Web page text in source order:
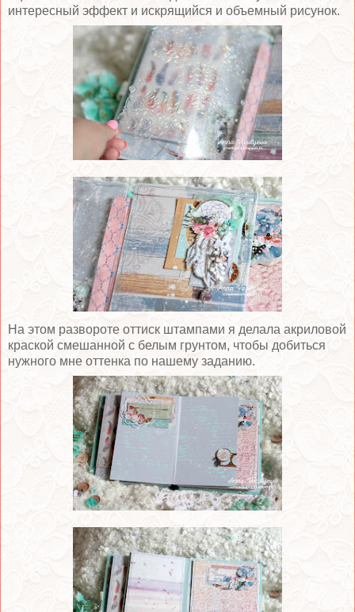
интересный эффект и искрящийся и объемный рисунок.
На этом развороте оттиск штампами я делала акриловой
краской смешанной с белым грунтом, чтобы добиться
нужного мне оттенка по нашему заданию.